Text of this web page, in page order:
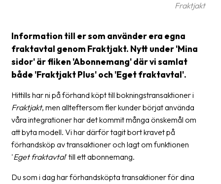
Streckkodsläsare
Kundtjänst
Om
företaget
Om
Pressrum
Medarbetare
Fraktjakt
Information till er som använder era egna
fraktavtal genom Fraktjakt. Nytt under 'Mina
sidor' är fliken 'Abonnemang' där vi samlat
både 'Fraktjakt Plus' och 'Eget fraktavtal'.
Hittills har ni på förhand köpt till bokningstransaktioner i
Fraktjakt, men allteftersom fler kunder börjat använda
våra integrationer har det kommit många önskemål om
att byta modell. Vi har därför tagit bort kravet på
förhandsköp av transaktioner och lagt om funktionen
'Eget fraktavtal' till ett abonnemang.
Du som i dag har förhandsköpta transaktioner för dina